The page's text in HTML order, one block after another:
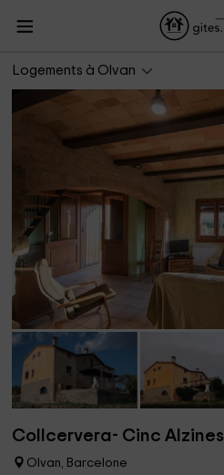
Logements à Olvan
Collcervera- Cinc Alzines
Olvan, Barcelone